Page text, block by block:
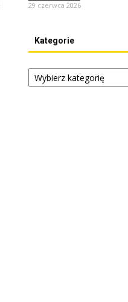
29 czerwca 2026
Kategorie
Kategorie